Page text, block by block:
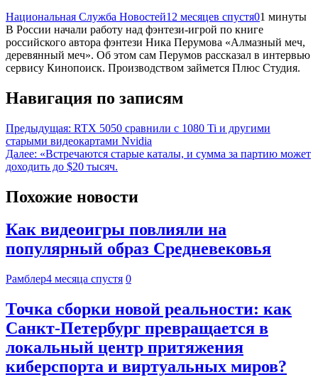
Национальная Служба Новостей12 месяцев спустя01 минуты
В России начали работу над фэнтези-игрой по книге
российского автора фэнтези Ника Перумова «Алмазный меч,
деревянный меч». Об этом сам Перумов рассказал в интервью
сервису Кинопоиск. Производством займется Плюс Студия.
Навигация по записям
Предыдущая: RTX 5050 сравнили с 1080 Ti и другими
старыми видеокартами Nvidia
Далее: «Встречаются старые каталы, и сумма за партию может
доходить до $20 тысяч.
Похожие новости
Как видеоигры повлияли на
популярный образ Средневековья
Рамблер4 месяца спустя 0
Точка сборки новой реальности: как
Санкт-Петербург превращается в
локальный центр притяжения
киберспорта и виртуальных миров?